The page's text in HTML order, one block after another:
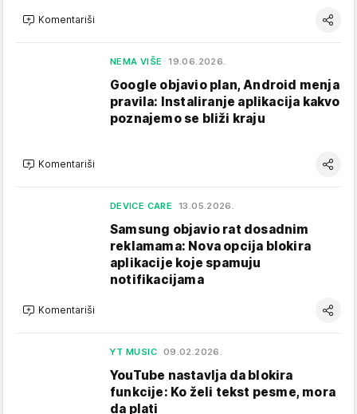
Komentariši
NEMA VIŠE 19.06.2026.
Google objavio plan, Android menja
pravila: Instaliranje aplikacija kakvo
poznajemo se bliži kraju
Komentariši
DEVICE CARE 13.05.2026.
Samsung objavio rat dosadnim
reklamama: Nova opcija blokira
aplikacije koje spamuju
notifikacijama
Komentariši
YT MUSIC 09.02.2026.
YouTube nastavlja da blokira
funkcije: Ko želi tekst pesme, mora
da plati